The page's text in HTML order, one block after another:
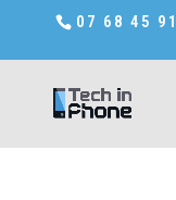
Accédez a Shop-in-
07 68 45